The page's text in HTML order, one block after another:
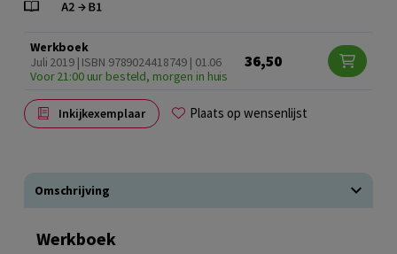
Werkboek
Juli 2019 | ISBN 9789024418749 | 01.06
Voor 21:00 uur besteld, morgen in huis
36,50
Inkijkexemplaar Plaats op wensenlijst
Omschrijving
Werkboek